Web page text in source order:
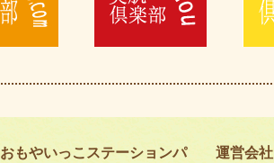
おもやいっこステーションパ
運営会社